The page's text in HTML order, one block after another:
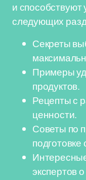
и
следующих
Секреты
Примеры
продуктов.
Рецепты с
ценности.
Советы по
подготовке
экспертов